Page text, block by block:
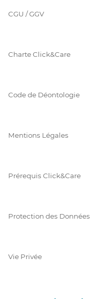
CGU / GGV
Charte Click&Care
Code de Déontologie
Mentions Légales
Prérequis Click&Care
Protection des Données
Vie Privée